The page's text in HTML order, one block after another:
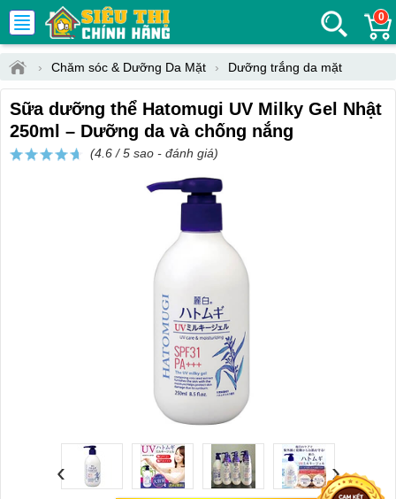
0
› Chăm sóc & Dưỡng Da Mặt › Dưỡng trắng da mặt
Sữa dưỡng thể Hatomugi UV Milky Gel Nhật
250ml – Dưỡng da và chống nắng
(4.6 / 5 sao - đánh giá)
‹ ›